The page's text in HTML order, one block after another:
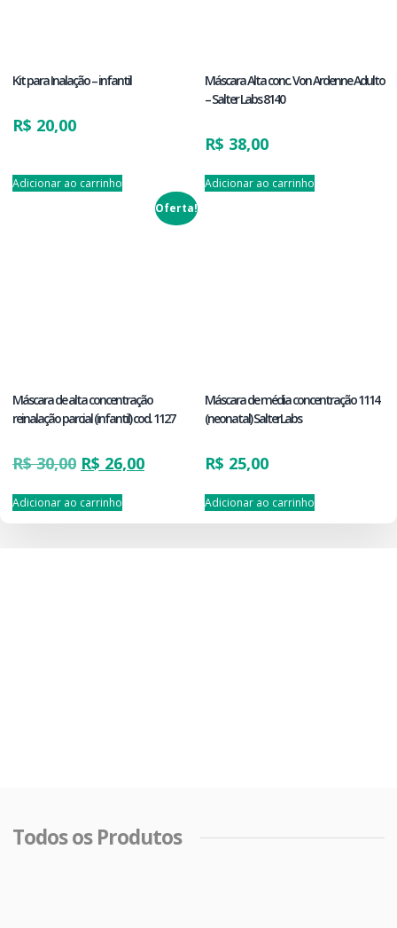
Kit para Inalação – infantil
R$ 20,00
Adicionar ao carrinho
Máscara Alta conc. Von Ardenne Adulto
– Salter Labs 8140
R$ 38,00
Adicionar ao carrinho
Oferta!
Máscara de alta concentração
reinalação parcial (infantil) cod. 1127
R$30,00 R$ 26,00
Adicionar ao carrinho
Máscara de média concentração 1114
(neonatal) SalterLabs
R$ 25,00
Adicionar ao carrinho
Todos os Produtos